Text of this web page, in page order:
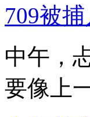
709被
中午，
要像上